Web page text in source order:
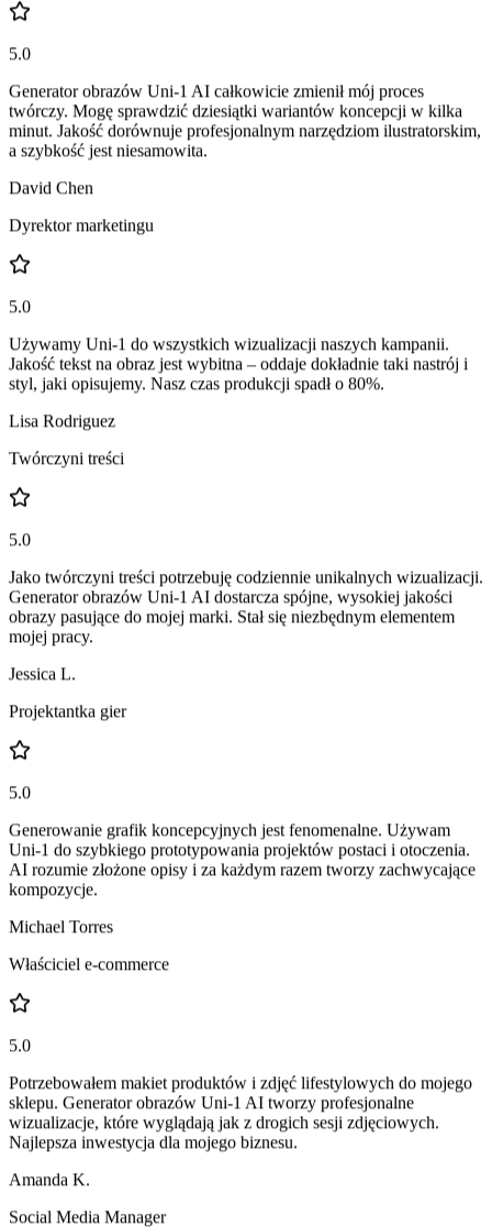
5.0
Generator obrazów Uni-1 AI całkowicie zmienił mój proces
minut. Jakość dorównuje profesjonalnym narzędziom ilustratorskim,
a szybkość jest niesamowita.
David Chen
5.0
Jakość tekst na obraz jest wybitna – oddaje dokładnie taki nastrój i
styl, jaki opisujemy. Nasz czas produkcji spadł o 80%.
Lisa Rodriguez
5.0
Jako twórczyni treści potrzebuję codziennie unikalnych wizualizacji.
obrazy pasujące do mojej marki. Stał się niezbędnym elementem
mojej pracy.
Jessica L.
5.0
Generowanie grafik koncepcyjnych jest fenomenalne. Używam
AI rozumie złożone opisy i za każdym razem tworzy zachwycające
kompozycje.
Michael Torres
5.0
Potrzebowałem makiet produktów i zdjęć lifestylowych do mojego
wizualizacje, które wyglądają jak z drogich sesji zdjęciowych.
Najlepsza inwestycja dla mojego biznesu.